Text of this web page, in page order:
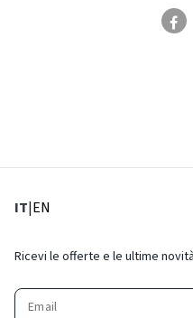
IT: Lingua corrente
|EN
Ricevi le offerte e le ultime